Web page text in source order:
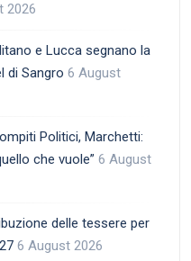
2026
e Lucca segnano la
di Sangro 6 August
Politici, Marchetti:
che vuole” 6 August
delle tessere per
6 August 2026